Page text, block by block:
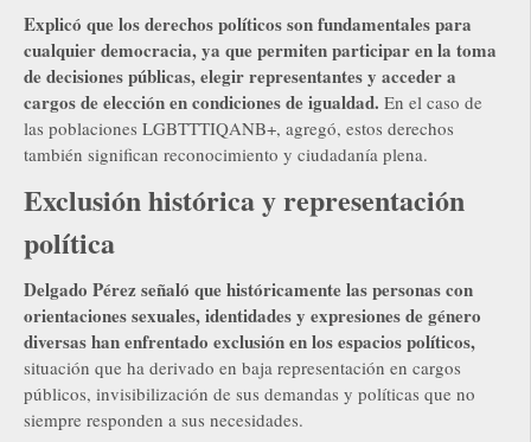
Explicó que los derechos políticos son fundamentales para
cualquier democracia, ya que permiten participar en la toma
de decisiones públicas, elegir representantes y acceder a
cargos de elección en condiciones de igualdad. En el caso de
las poblaciones LGBTTTIQANB+, agregó, estos derechos
también significan reconocimiento y ciudadanía plena.
Exclusión histórica y representación
política
Delgado Pérez señaló que históricamente las personas con
orientaciones sexuales, identidades y expresiones de género
diversas han enfrentado exclusión en los espacios políticos,
situación que ha derivado en baja representación en cargos
públicos, invisibilización de sus demandas y políticas que no
siempre responden a sus necesidades.